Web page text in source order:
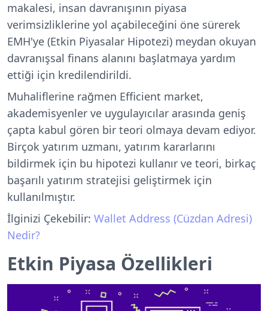
makalesi, insan davranışının piyasa
verimsizliklerine yol açabileceğini öne sürerek
EMH'ye (Etkin Piyasalar Hipotezi) meydan okuyan
davranışsal finans alanını başlatmaya yardım
ettiği için kredilendirildi.
Muhaliflerine rağmen Efficient market,
akademisyenler ve uygulayıcılar arasında geniş
çapta kabul gören bir teori olmaya devam ediyor.
Birçok yatırım uzmanı, yatırım kararlarını
bildirmek için bu hipotezi kullanır ve teori, birkaç
başarılı yatırım stratejisi geliştirmek için
kullanılmıştır.
İlginizi Çekebilir: Wallet Address (Cüzdan Adresi)
Nedir?
Etkin Piyasa Özellikleri